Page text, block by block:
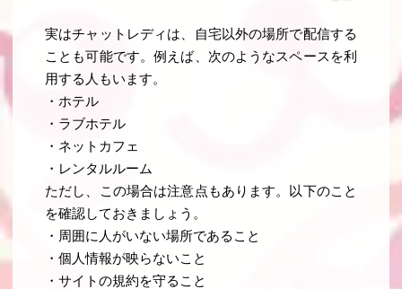
実はチャットレディは、自宅以外の場所で配信する
ことも可能です。例えば、次のようなスペースを利
用する人もいます。
・ホテル
・ラブホテル
・ネットカフェ
・レンタルルーム
ただし、この場合は注意点もあります。以下のこと
を確認しておきましょう。
・周囲に人がいない場所であること
・個人情報が映らないこと
・サイトの規約を守ること